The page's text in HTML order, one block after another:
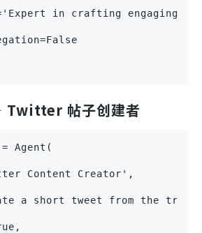
in crafting engaging
Twitter 帖子创建者
Agent(
Content Creator',
a short tweet from the